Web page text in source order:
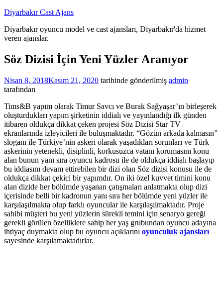
İçeriğe
Diyarbakır Cast Ajans
Diyarbakır oyuncu model ve cast ajansları, Diyarbakır'da hizmet
veren ajanslar.
Söz Dizisi İçin Yeni Yüzler Aranıyor
Nisan 8, 2018Kasım 21, 2020 tarihinde gönderilmiş admin
tarafından
Tims&B yapım olarak Timur Savcı ve Burak Sağyaşar’ın birleşerek
oluşturdukları yapım şirketinin iddialı ve yayınlandığı ilk günden
itibaren oldukça dikkat çeken projesi Söz Dizisi Star TV
ekranlarında izleyicileri ile buluşmaktadır. “Gözün arkada kalmasın”
sloganı ile Türkiye’nin askeri olarak yaşadıkları sorunları ve Türk
askerinin yetenekli, disiplinli, korkusuzca vatanı korumasını konu
alan bunun yanı sıra oyuncu kadrosu ile de oldukça iddialı başlayıp
bu iddiasını devam ettirebilen bir dizi olan Söz dizisi konusu ile de
oldukça dikkat çekici bir yapımdır. On iki özel kuvvet timini konu
alan dizide her bölümde yaşanan çatışmaları anlatmakta olup dizi
içerisinde belli bir kadronun yanı sıra her bölümde yeni yüzler ile
karşılaşılmakta olup farklı oyuncular ile karşılaşılmaktadır. Proje
sahibi müşteri bu yeni yüzlerin sürekli temini için senaryo gereği
gerekli görülen özelliklere sahip her yaş grubundan oyuncu adayına
ihtiyaç duymakta olup bu oyuncu açıklarını oyunculuk ajansları
sayesinde karşılamaktadırlar.